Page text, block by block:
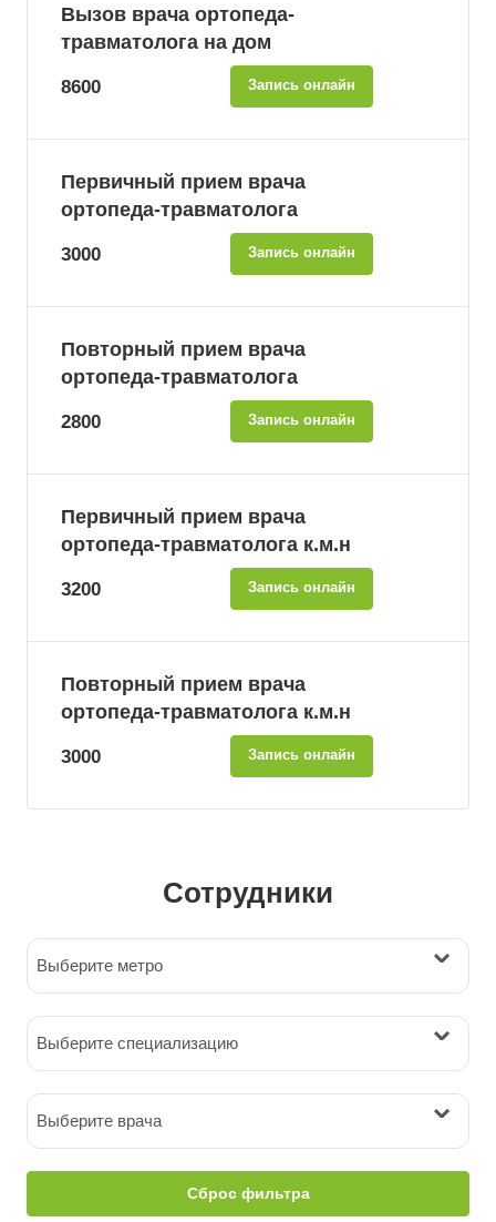
Вызов врача ортопеда-
травматолога на дом
8600 Запись онлайн
Первичный прием врача
ортопеда-травматолога
3000 Запись онлайн
Повторный прием врача
ортопеда-травматолога
2800 Запись онлайн
Первичный прием врача
ортопеда-травматолога к.м.н
3200 Запись онлайн
Повторный прием врача
ортопеда-травматолога к.м.н
3000 Запись онлайн
Сотрудники
Выберите метро
Выберите специализацию
Выберите врача
Сброс фильтра